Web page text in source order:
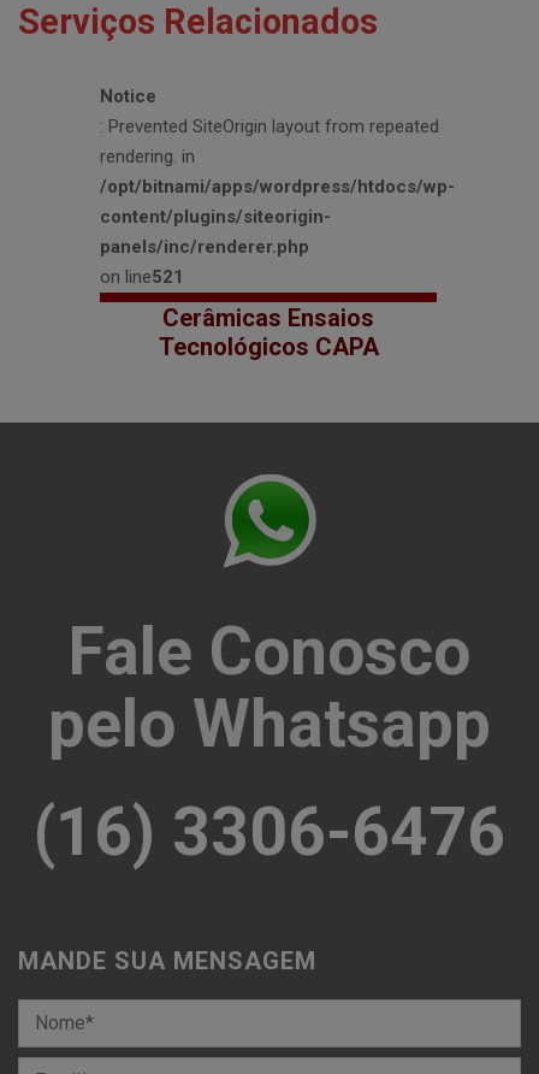
Serviços Relacionados
Notice
: Prevented SiteOrigin layout from repeated
rendering. in
/opt/bitnami/apps/wordpress/htdocs/wp-
content/plugins/siteorigin-
panels/inc/renderer.php
on line521
Cerâmicas Ensaios
Tecnológicos CAPA
Fale Conosco
pelo Whatsapp
(16) 3306-6476
MANDE SUA MENSAGEM